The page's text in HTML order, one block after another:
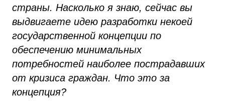
страны. Насколько я знаю, сейчас вы
выдвигаете идею разработки некоей
государственной концепции по
обеспечению минимальных
потребностей наиболее пострадавших
от кризиса граждан. Что это за
концепция?